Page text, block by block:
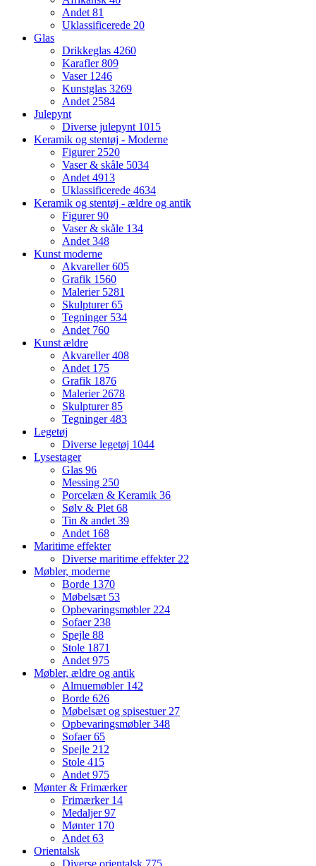
Andet81
Uklassificerede 20
Glas
Drikkeglas 4260
Karafler809
Vaser 1246
Kunstglas 3269
Andet2584
Julepynt
Diverse julepynt 1015
Keramik og stentøj - Moderne
Figurer2520
Vaser & skåle 5034
Andet4913
Uklassificerede 4634
Keramik og stentøj - ældre og antik
Figurer90
Vaser & skåle 134
Andet348
Kunst moderne
Akvareller605
Grafik 1560
Malerier 5281
Skulpturer65
Tegninger 534
Andet 760
Kunst ældre
Akvareller408
Andet 175
Grafik 1876
Malerier2678
Skulpturer85
Tegninger483
Legetøj
Diverse legetøj 1044
Lysestager
Glas 96
Messing 250
Porcelæn & Keramik 36
Sølv & Plet68
Tin & andet39
Andet 168
Maritime effekter
Diverse maritime effekter22
Møbler, moderne
Borde 1370
Møbelsæt 53
Opbevaringsmøbler224
Sofaer238
Spejle 88
Stole 1871
Andet975
Møbler, ældre og antik
Almuemøbler 142
Borde 626
Møbelsæt og spisestuer27
Opbevaringsmøbler348
Sofaer65
Spejle 212
Stole 415
Andet975
Mønter & Frimærker
Frimærker 14
Medaljer97
Mønter 170
Andet63
Orientalsk